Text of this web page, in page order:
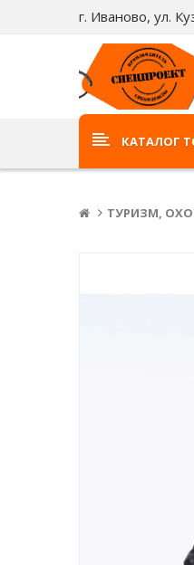
г. Иваново, ул.
КАТАЛОГ
ТУРИЗМ,